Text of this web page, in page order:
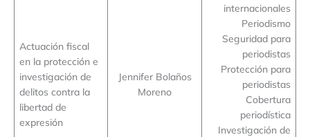
Actuación fiscal
en la protección e
investigación de
delitos contra la
libertad de
expresión
Jennifer Bolaños
Moreno
internacionales
Periodismo
Seguridad para
periodistas
Protección para
periodistas
Cobertura
periodística
Investigación de